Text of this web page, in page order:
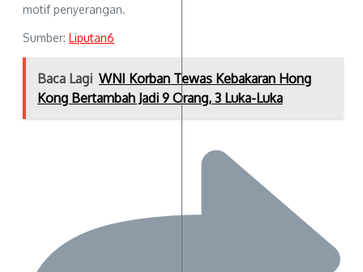
motif penyerangan.
Sumber: Liputan6
Baca Lagi WNI Korban Tewas Kebakaran Hong
Kong Bertambah Jadi 9 Orang, 3 Luka-Luka